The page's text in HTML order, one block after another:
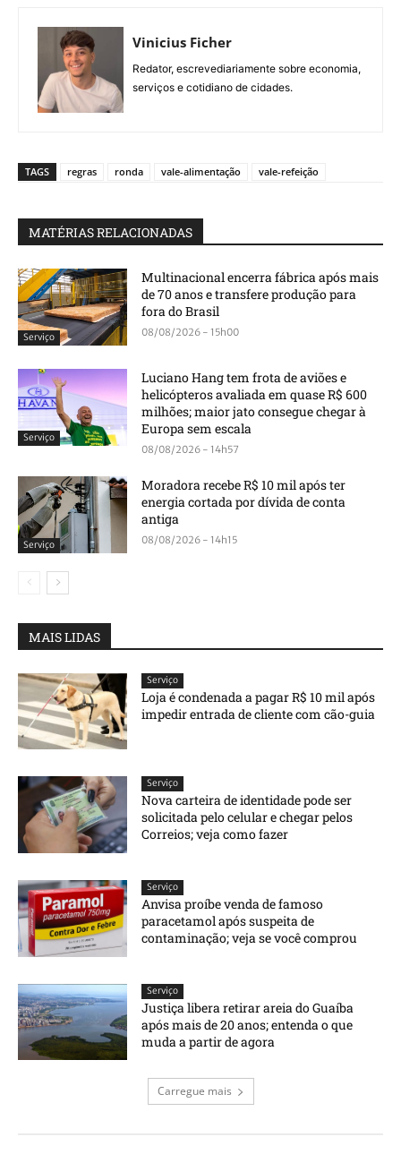
Vinicius Ficher
Redator, escrevediariamente sobre economia,
serviços e cotidiano de cidades.
TAGS regras ronda vale-alimentação vale-refeição
MATÉRIAS RELACIONADAS
Serviço
Multinacional encerra fábrica após mais
de 70 anos e transfere produção para
fora do Brasil
08/08/2026 - 15h00
Serviço
Luciano Hang tem frota de aviões e
helicópteros avaliada em quase R$ 600
milhões; maior jato consegue chegar à
Europa sem escala
08/08/2026 - 14h57
Serviço
Moradora recebe R$ 10 mil após ter
energia cortada por dívida de conta
antiga
08/08/2026 - 14h15
MAIS LIDAS
Serviço
Loja é condenada a pagar R$ 10 mil após
impedir entrada de cliente com cão-guia
Serviço
Nova carteira de identidade pode ser
solicitada pelo celular e chegar pelos
Correios; veja como fazer
Serviço
Anvisa proíbe venda de famoso
paracetamol após suspeita de
contaminação; veja se você comprou
Serviço
Justiça libera retirar areia do Guaíba
após mais de 20 anos; entenda o que
muda a partir de agora
Carregue mais